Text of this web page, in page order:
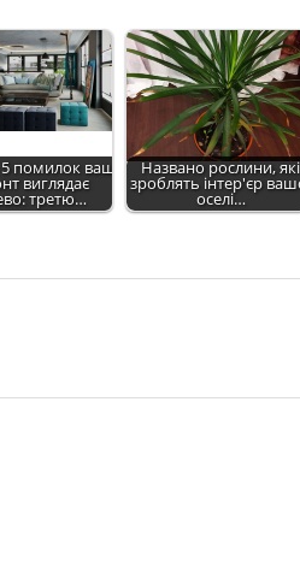
5 помилок ваш
виглядає
третю…
Названо рослини, які
зроблять інтер'єр
оселі…